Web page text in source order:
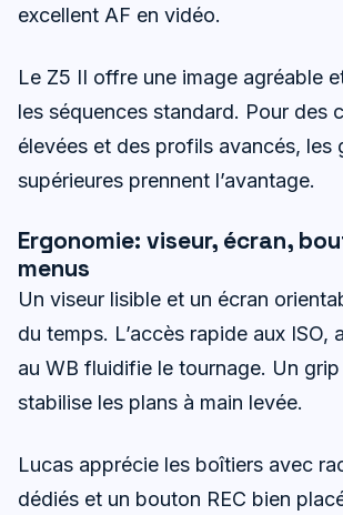
excellent AF en vidéo.
Le Z5 II offre une image agréable
les séquences standard. Pour des
élevées et des profils avancés, les
supérieures prennent l’avantage.
Ergonomie: viseur, écran,
menus
Un viseur lisible et un écran
du temps. L’accès rapide aux ISO,
au WB fluidifie le tournage. Un
stabilise les plans à main levée.
Lucas apprécie les boîtiers avec
dédiés et un bouton REC bien